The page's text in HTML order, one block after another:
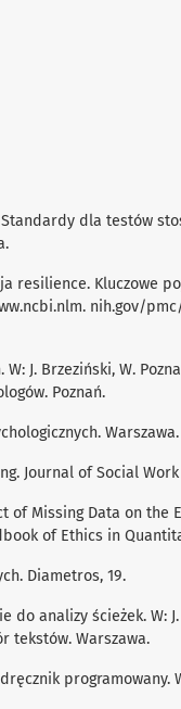
dla testów
resilience. Kluczowe
nih.gov/
J. Brzeziński, W.
Poznań.
Warszawa.
Journal of Social
of Missing Data on
of Ethics in
Diametros, 19.
do analizy ścieżek. W:
tekstów. Warszawa.
programowany.